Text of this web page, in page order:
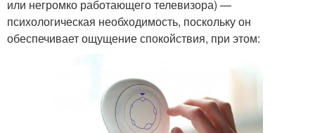
или негромко работающего телевизора) —
психологическая необходимость, поскольку он
обеспечивает ощущение спокойствия, при этом: